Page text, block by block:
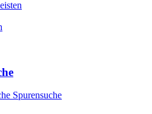
Spurensuche